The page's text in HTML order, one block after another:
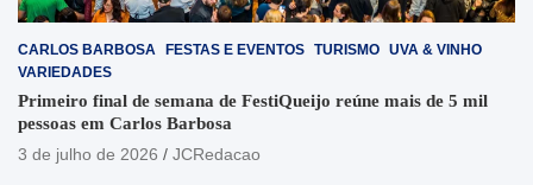
CARLOS BARBOSA FESTAS E EVENTOS TURISMO UVA & VINHO
VARIEDADES
Primeiro final de semana de FestiQueijo reúne mais de 5 mil
pessoas em Carlos Barbosa
3 de julho de 2026
JCRedacao